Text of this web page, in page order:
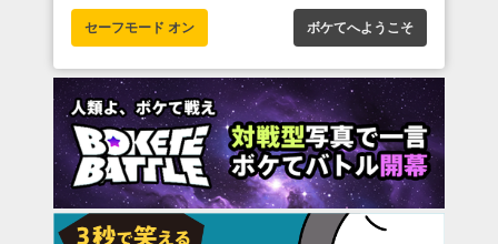
セーフモード オン ボケてへようこそ